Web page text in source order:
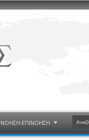
ΝΟΗΣΗ-ΕΠΙΝΟΗΣΗ